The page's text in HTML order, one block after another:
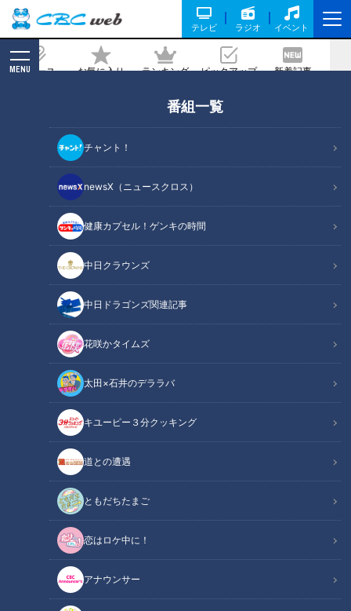
テレビ ラジオ イベント
ニュース お気に入り ランキング ピックアップ 新着記事
MENU
番組一覧
チャント！
newsX（ニュースクロス）
健康カプセル！ゲンキの時間
中日クラウンズ
中日ドラゴンズ関連記事
花咲かタイムズ
太田×石井のデララバ
キユーピー３分クッキング
道との遭遇
ともだちたまご
恋はロケ中に！
アナウンサー
捕手が二番の打順に物申す
2026/04/30 05:55
RadiChubu（ラジチューブ）
ドラ魂キング
4月24日からのヤクルト戦を3連勝で飾った中日ドラゴンズ。
27日放送のＣＢＣラジオ『ドラ魂キング』では、中日ドラゴ
ンズOB・中村武志さんとカトリーナこと加藤里奈、宮部和裕
アナウンサーがドラゴンズの近況を話題しました。
関連リンク
対東投手の成績は？
連勝は続くか？
二番は反対
勝敗予想
オススメ関連コンテンツ